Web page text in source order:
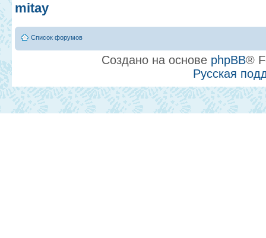
mitay
Список форумов
Создано на основе phpBB®
Русская